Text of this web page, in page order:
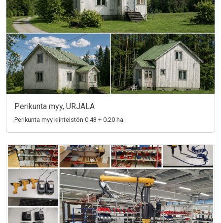
Perikunta myy, URJALA
Perikunta myy kiinteistön 0.43 + 0.20 ha